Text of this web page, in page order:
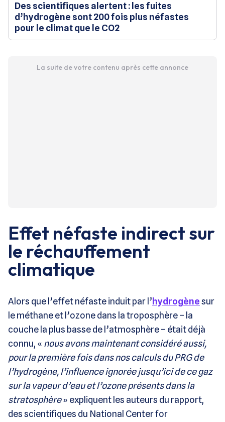
Des scientifiques alertent : les fuites
d’hydrogène sont 200 fois plus néfastes
pour le climat que le CO2
La suite de votre contenu après cette annonce
Effet néfaste indirect sur
le réchauffement
climatique
Alors que l’effet néfaste induit par l’hydrogènesur
le méthane et l’ozone dans la troposphère – la
couche la plus basse de l’atmosphère – était déjà
connu, « nous avons maintenant considéré aussi,
pour la première fois dans nos calculs du PRG de
l’hydrogène, l’influence ignorée jusqu’ici de ce gaz
sur la vapeur d’eau et l’ozone présents dans la
stratosphère» expliquent les auteurs du rapport,
des scientifiques du National Center for